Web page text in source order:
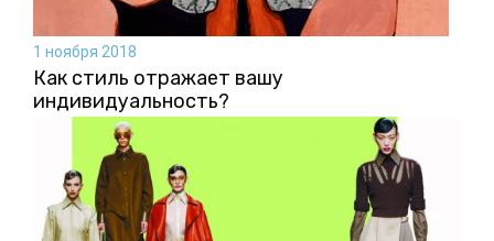
1 ноября 2018
Как стиль отражает вашу
индивидуальность?